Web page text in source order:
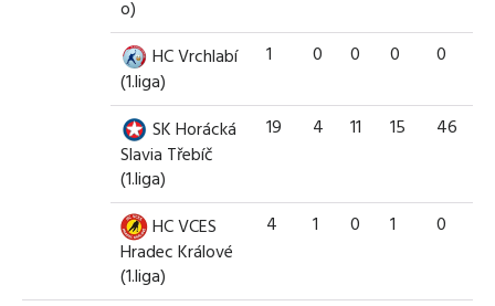
o)
HC Vrchlabí
(1.liga)
1 0 0 0 0
SK Horácká
Slavia Třebíč
(1.liga)
19 4 11 15 46
HC VCES
Hradec Králové
(1.liga)
4 1 0 1 0